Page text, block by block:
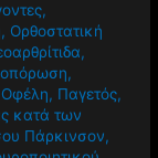
,
, Ορθοστατική
,
,
Οφέλη, Παγετός,
κατά των
Πάρκινσον,